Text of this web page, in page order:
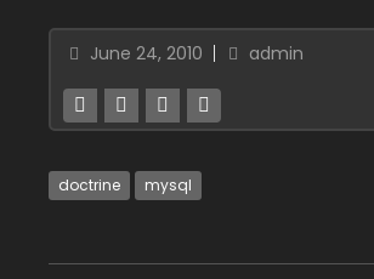
June 24, 2010 admin
doctrine mysql